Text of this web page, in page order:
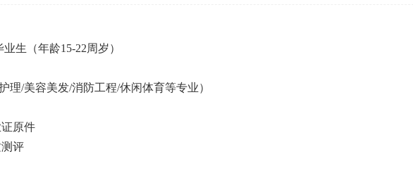
生（年龄15-22周岁）
理/美容美发/消防工程/休闲体育等专业）
原件
评